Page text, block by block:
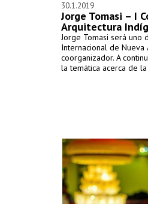
30.1.2019
Jorge Tomasi – I
Arquitectura
Jorge Tomasi será
Internacional de Nueva
coorganizador. A
la temática acerca de